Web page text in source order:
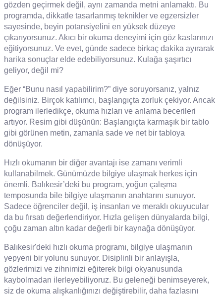
gözden geçirmek değil, aynı zamanda metni anlamaktı. Bu
programda, dikkatle tasarlanmış teknikler ve egzersizler
sayesinde, beyin potansiyelini en yüksek düzeye
çıkarıyorsunuz. Akıcı bir okuma deneyimi için göz kaslarınızı
eğitiyorsunuz. Ve evet, günde sadece birkaç dakika ayırarak
harika sonuçlar elde edebiliyorsunuz. Kulağa şaşırtıcı
geliyor, değil mi?
Eğer “Bunu nasıl yapabilirim?” diye soruyorsanız, yalnız
değilsiniz. Birçok katılımcı, başlangıçta zorluk çekiyor. Ancak
program ilerledikçe, okuma hızları ve anlama becerileri
artıyor. Resim gibi düşünün: Başlangıçta karmaşık bir tablo
gibi görünen metin, zamanla sade ve net bir tabloya
dönüşüyor.
Hızlı okumanın bir diğer avantajı ise zamanı verimli
kullanabilmek. Günümüzde bilgiye ulaşmak herkes için
önemli. Balıkesir’deki bu program, yoğun çalışma
temposunda bile bilgiye ulaşmanın anahtarını sunuyor.
Sadece öğrenciler değil, iş insanları ve meraklı okuyucular
da bu fırsatı değerlendiriyor. Hızla gelişen dünyalarda bilgi,
çoğu zaman altın kadar değerli bir kaynağa dönüşüyor.
Balıkesir'deki hızlı okuma programı, bilgiye ulaşmanın
yepyeni bir yolunu sunuyor. Disiplinli bir anlayışla,
gözlerimizi ve zihnimizi eğiterek bilgi okyanusunda
kaybolmadan ilerleyebiliyoruz. Bu geleneği benimseyerek,
siz de okuma alışkanlığınızı değiştirebilir, daha fazlasını